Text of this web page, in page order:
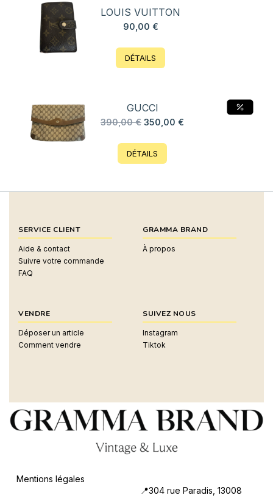
LOUIS VUITTON
90,00 €
DÉTAILS
GUCCI
390,00€ Le
initial
était :
390,00 €.
350,00 €
DÉTAILS
SERVICE CLIENT
Aide & contact
Suivre votre commande
FAQ
GRAMMA BRAND
À propos
VENDRE
Déposer un article
Comment vendre
SUIVEZ NOUS
Instagram
Tiktok
Mentions légales
304 rue Paradis, 13008